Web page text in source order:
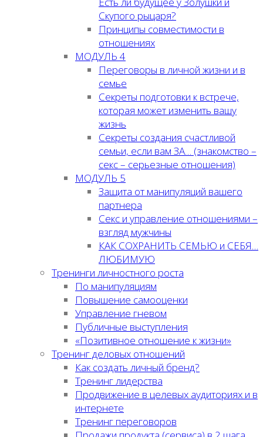
Скупого рыцаря?
Принципы совместимости в
отношениях
МОДУЛЬ 4
Переговоры в личной жизни и в
семье
Секреты подготовки к встрече,
которая может изменить вашу
жизнь
Секреты создания счастливой
семьи, если вам ЗА… (знакомство –
секс – серьезные отношения)
МОДУЛЬ 5
Защита от манипуляций вашего
партнера
Секс и управление отношениями –
взгляд мужчины
КАК СОХРАНИТЬ СЕМЬЮ и СЕБЯ…
ЛЮБИМУЮ
Тренинги личностного роста
По манипуляциям
Повышение самооценки
Управление гневом
Публичные выступления
«Позитивное отношение к жизни»
Тренинг деловых отношений
Как создать личный бренд?
Тренинг лидерства
Продвижение в целевых аудиториях и в
интернете
Тренинг переговоров